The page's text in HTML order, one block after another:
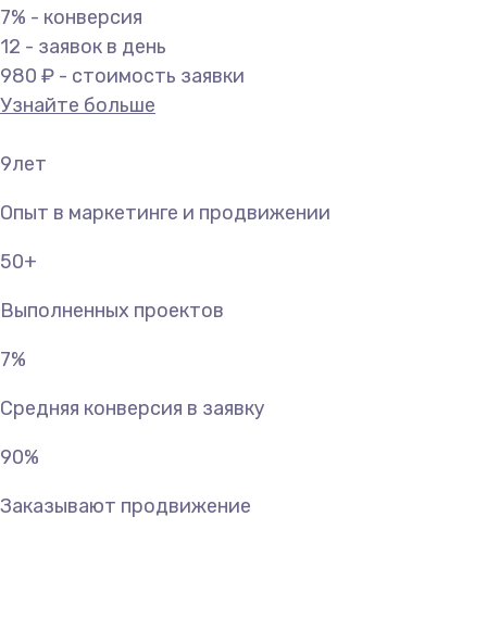
7% - конверсия
12 - заявок в день
980 ₽ - стоимость заявки
Узнайте больше
9лет
Опыт в маркетинге и продвижении
50+
Выполненных проектов
7%
Средняя конверсия в заявку
90%
Заказывают продвижение